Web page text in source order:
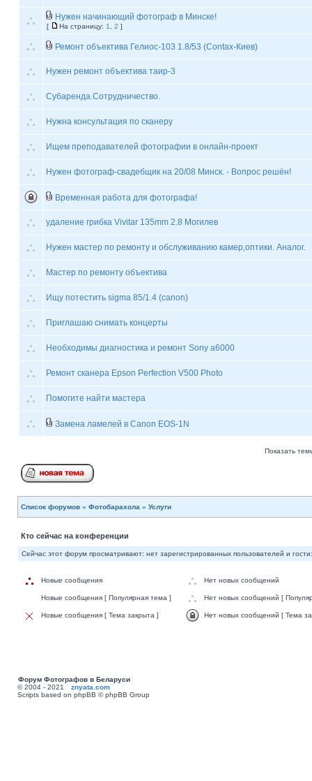
Нужен начинающий фотограф в Минске!
[ На страницу: 1 2 ]
Ремонт объектива Гелиос-103 1.8/53 (Contax-Киев)
Нужен ремонт объектива таир-3
Субаренда.Сотрудничество.
Нужна консультация по сканеру
Ищем преподавателей фотографии в онлайн-проект
Нужен фотограф-свадебщик на 20/08 Минск. - Вопрос решён!
Временная работа для фотографа!
удаление грибка Vivitar 135mm 2.8 Могилев
Нужен мастер по ремонту и обслуживанию камер,оптики. Аналог.
Мастер по ремонту объектива
Ищу потестить sigma 85/1.4 (canon)
Приглашаю снимать концерты
Необходимы диагностика и ремонт Sony a6000
Ремонт сканера Epson Perfection V500 Photo
Помогите найти мастера
Замена ламелей в Canon EOS-1N
Показать
Список форумов » Фотобарахола » Услуги
Кто сейчас на конференции
Сейчас этот форум просматривают: нет зарегистрированных пользователей и
Новые сообщения Нет новых сообщений
Новые сообщения [ Популярная тема ] Нет новых сообщений [
Новые сообщения [ Тема закрыта ] Нет новых сообщений [ Тема
Форум Фотографов в Беларуси
© 2004 - 2021 znyata.com
Scripts based on phpBB © phpBB Group